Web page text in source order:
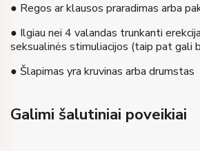
● Regos ar klausos praradimas arba
● Ilgiau nei 4 valandas trunkanti
seksualinės stimuliacijos (taip pat gali
● Šlapimas yra kruvinas arba drumstas
Galimi šalutiniai poveikiai